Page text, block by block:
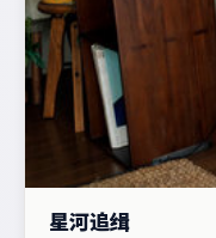
星河追缉